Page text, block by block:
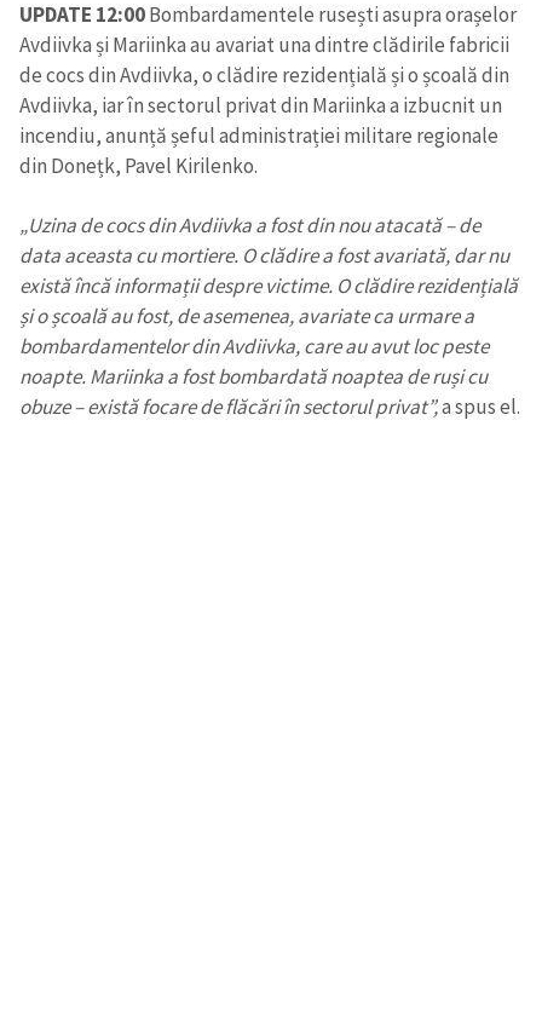
UPDATE 12:00Bombardamentele rusești asupra orașelor
Avdiivka și Mariinka au avariat una dintre clădirile fabricii
de cocs din Avdiivka, o clădire rezidențială și o școală din
Avdiivka, iar în sectorul privat din Mariinka a izbucnit un
incendiu, anunță șeful administrației militare regionale
din Donețk, Pavel Kirilenko.
„Uzina de cocs din Avdiivka a fost din nou atacată – de
data aceasta cu mortiere. O clădire a fost avariată, dar nu
există încă informații despre victime. O clădire rezidențială
și o școală au fost, de asemenea, avariate ca urmare a
bombardamentelor din Avdiivka, care au avut loc peste
noapte. Mariinka a fost bombardată noaptea de ruși cu
obuze – există focare de flăcări în sectorul privat”,a spus el.